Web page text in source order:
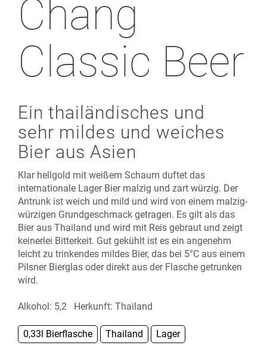
Chang
Classic Beer
Ein thailändisches und
sehr mildes und weiches
Bier aus Asien
Klar hellgold mit weißem Schaum duftet das
internationale Lager Bier malzig und zart würzig. Der
Antrunk ist weich und mild und wird von einem malzig-
würzigen Grundgeschmack getragen. Es gilt als das
Bier aus Thailand und wird mit Reis gebraut und zeigt
keinerlei Bitterkeit. Gut gekühlt ist es ein angenehm
leicht zu trinkendes mildes Bier, das bei 5°C aus einem
Pilsner Bierglas oder direkt aus der Flasche getrunken
wird.
Alkohol: 5,2 Herkunft: Thailand
0,33l Bierflasche Thailand Lager